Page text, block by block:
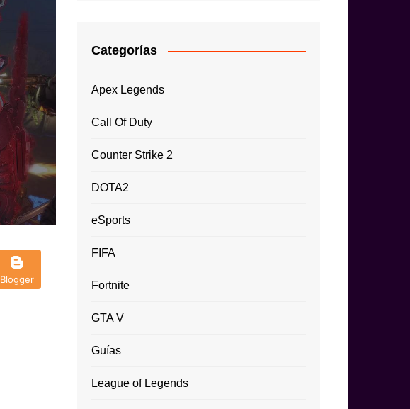
Blogger
Categorías
Apex Legends
Call Of Duty
Counter Strike 2
DOTA2
eSports
FIFA
Fortnite
GTA V
Guías
League of Legends